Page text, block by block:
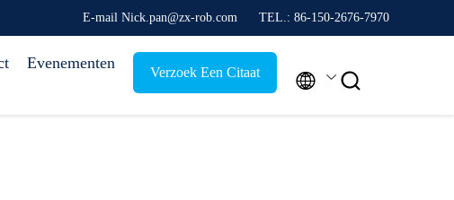
E-mail Nick.pan@zx-rob.com TEL.: 86-150-2676-7970
Evenementen
Verzoek Een Citaat  